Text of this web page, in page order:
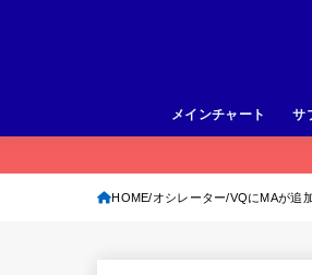
メインチャート サ
HOME オシレーター VQにMAが追